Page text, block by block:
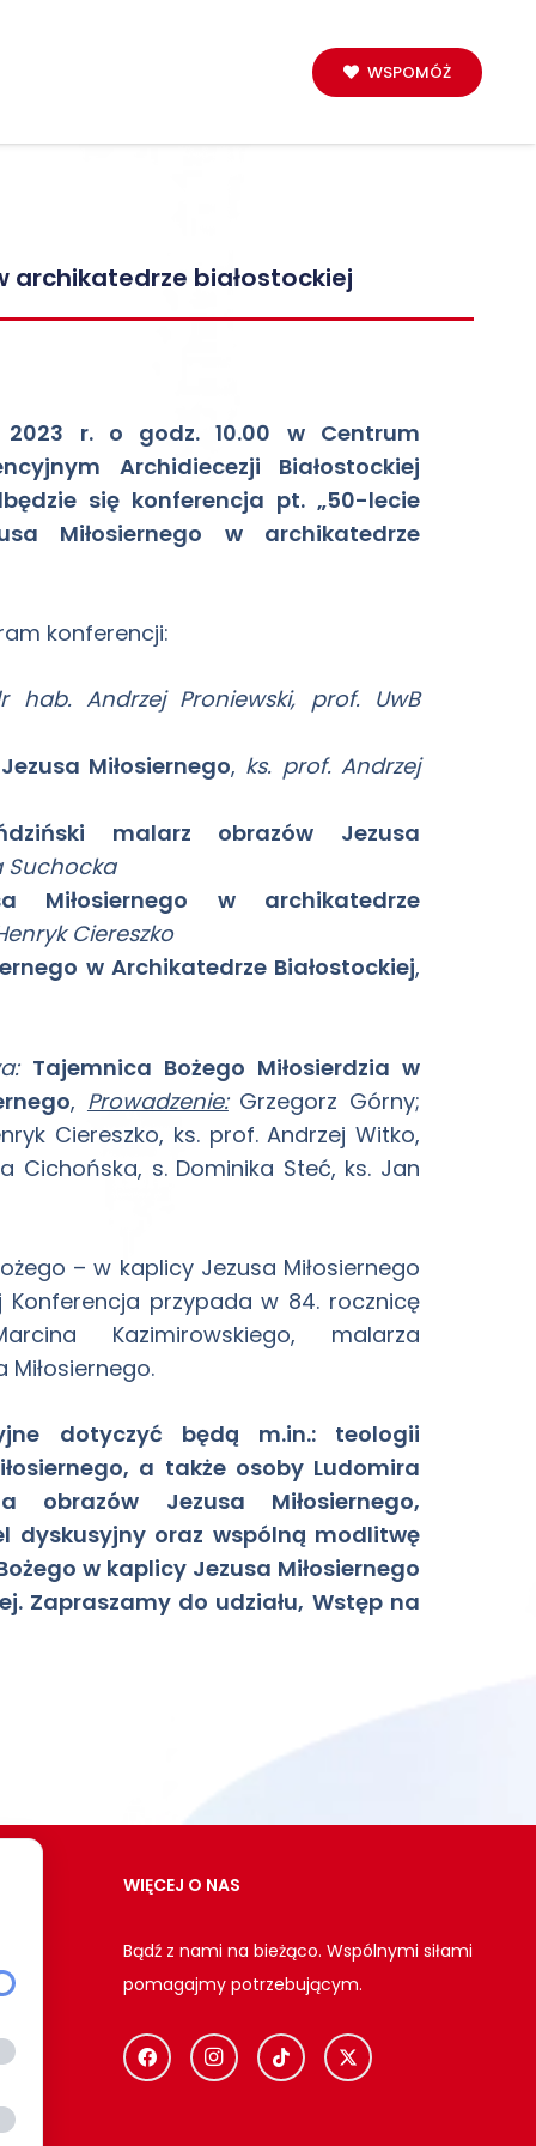
WSPOMÓŻ
archikatedrze białostockiej
r. o godz. 10.00 w Centrum
Archidiecezji Białostockiej
się konferencja pt. „50-lecie
Miłosiernego w archikatedrze
konferencji:
hab. Andrzej Proniewski, prof. UwB
Miłosiernego, ks. prof. Andrzej
malarz obrazów Jezusa
Suchocka
Miłosiernego w archikatedrze
Ciereszko
w Archikatedrze Białostockiej,
Tajemnica Bożego Miłosierdzia w
, Prowadzenie:Grzegorz Górny;
Ciereszko, ks. prof. Andrzej Witko,
Cichońska, s. Dominika Steć, ks. Jan
– w kaplicy Jezusa Miłosiernego
Konferencja przypada w 84. rocznicę
Kazimirowskiego, malarza
dotyczyć będą m.in.: teologii
a także osoby Ludomira
obrazów Jezusa Miłosiernego,
dyskusyjny oraz wspólną modlitwę
w kaplicy Jezusa Miłosiernego
Zapraszamy do udziału, Wstęp na
WIĘCEJ O NAS
Bądź z nami na bieżąco. Wspólnymi siłami
pomagajmy potrzebującym.